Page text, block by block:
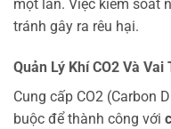
một lần. Việc kiểm soát
tránh gây ra rêu hại.
Quản Lý Khí CO2 Và Vai
Cung cấp CO2 (Carbon
buộc để thành công với